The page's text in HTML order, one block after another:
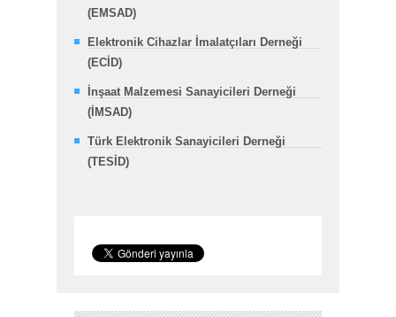
(EMSAD)
Elektronik Cihazlar İmalatçıları Derneği
(ECİD)
İnşaat Malzemesi Sanayicileri Derneği
(İMSAD)
Türk Elektronik Sanayicileri Derneği
(TESİD)